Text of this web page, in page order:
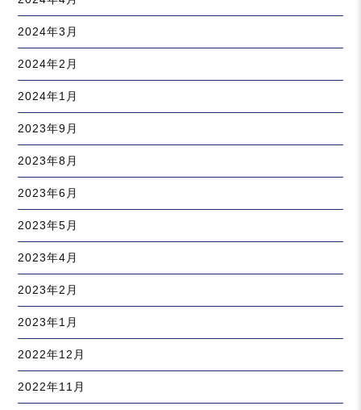
2024年3月
2024年2月
2024年1月
2023年9月
2023年8月
2023年6月
2023年5月
2023年4月
2023年2月
2023年1月
2022年12月
2022年11月